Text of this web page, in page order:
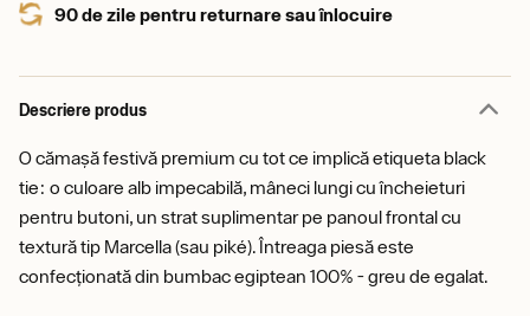
90 de zile pentru returnare sau înlocuire
Descriere produs
O cămașă festivă premium cu tot ce implică etiqueta black
tie: o culoare alb impecabilă, mâneci lungi cu încheieturi
pentru butoni, un strat suplimentar pe panoul frontal cu
textură tip Marcella (sau piké). Întreaga piesă este
confecționată din bumbac egiptean 100% - greu de egalat.